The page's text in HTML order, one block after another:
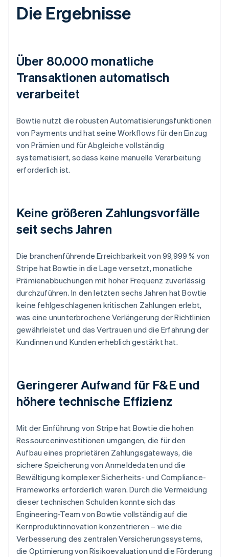
Die Ergebnisse
Über 80.000 monatliche
Transaktionen automatisch
verarbeitet
Bowtie nutzt die robusten Automatisierungsfunktionen
von Payments und hat seine Workflows für den Einzug
von Prämien und für Abgleiche vollständig
systematisiert, sodass keine manuelle Verarbeitung
erforderlich ist.
Keine größeren Zahlungsvorfälle
seit sechs Jahren
Die branchenführende Erreichbarkeit von 99,999 % von
Stripe hat Bowtie in die Lage versetzt, monatliche
Prämienabbuchungen mit hoher Frequenz zuverlässig
durchzuführen. In den letzten sechs Jahren hat Bowtie
keine fehlgeschlagenen kritischen Zahlungen erlebt,
was eine ununterbrochene Verlängerung der Richtlinien
gewährleistet und das Vertrauen und die Erfahrung der
Kundinnen und Kunden erheblich gestärkt hat.
Geringerer Aufwand für F&E und
höhere technische Effizienz
Mit der Einführung von Stripe hat Bowtie die hohen
Ressourceninvestitionen umgangen, die für den
Aufbau eines proprietären Zahlungsgateways, die
sichere Speicherung von Anmeldedaten und die
Bewältigung komplexer Sicherheits- und Compliance-
Frameworks erforderlich waren. Durch die Vermeidung
dieser technischen Schulden konnte sich das
Engineering-Team von Bowtie vollständig auf die
Kernproduktinnovation konzentrieren – wie die
Verbesserung des zentralen Versicherungssystems,
die Optimierung von Risikoevaluation und die Förderung